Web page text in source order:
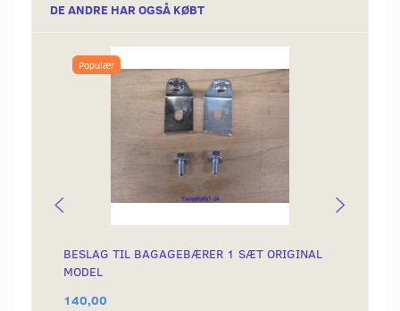
DE ANDRE HAR OGSÅ KØBT
Populær
BESLAG TIL BAGAGEBÆRER 1 SÆT ORIGINAL
MODEL
140,00